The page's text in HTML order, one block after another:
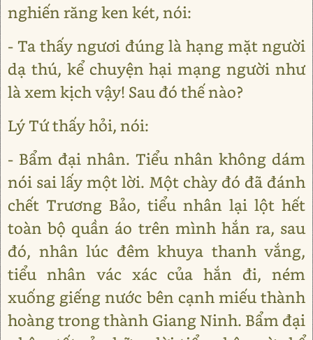
nghiến răng ken két, nói:
- Ta thấy ngươi đúng là hạng mặt người
dạ thú, kể chuyện hại mạng người như
là xem kịch vậy! Sau đó thế nào?
Lý Tứ thấy hỏi, nói:
- Bẩm đại nhân. Tiểu nhân không dám
nói sai lấy một lời. Một chày đó đã đánh
chết Trương Bảo, tiểu nhân lại lột hết
toàn bộ quần áo trên mình hắn ra, sau
đó, nhân lúc đêm khuya thanh vắng,
tiểu nhân vác xác của hắn đi, ném
xuống giếng nước bên cạnh miếu thành
hoàng trong thành Giang Ninh. Bẩm đại